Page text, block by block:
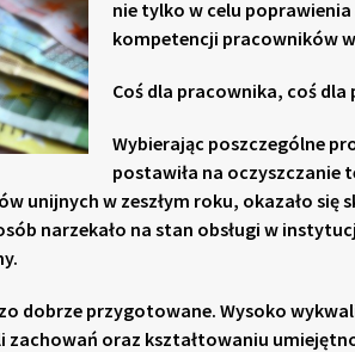
nie tylko w celu
kompetencji pracowników
Coś dla pracownika, coś
Wybierając poszczególne
postawiła na oczyszczanie
unijnych w zeszłym roku, okazało
narzekało na stan obsługi w
dobrze przygotowane. Wysoko
oraz kształtowaniu